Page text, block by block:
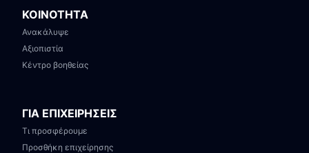
ΚΟΙΝΟΤΗΤΑ
Ανακάλυψε
Αξιοπιστία
Κέντρο βοηθείας
ΓΙΑ ΕΠΙΧΕΙΡΗΣΕΙΣ
Τι προσφέρουμε
Προσθήκη επιχείρησης